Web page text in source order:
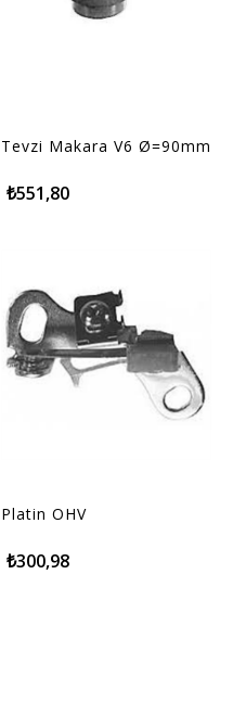
Tevzi Makara V6 Ø=90mm
₺551,80
Platin OHV
₺300,98